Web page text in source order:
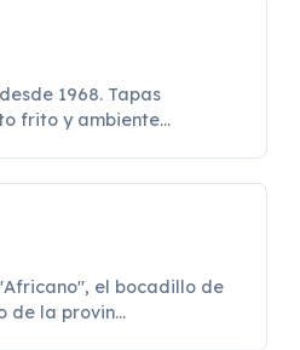
1968. Tapas
frito y ambiente...
el bocadillo de
de la provin...